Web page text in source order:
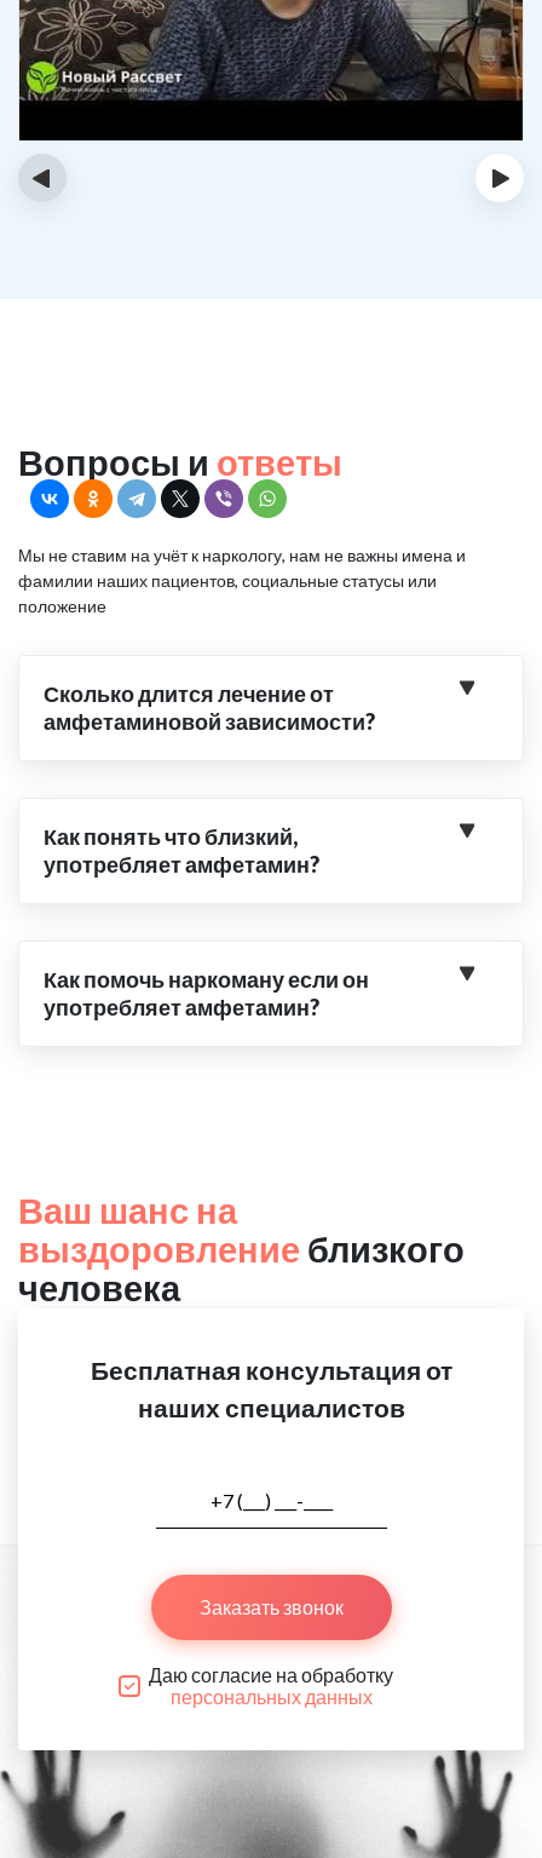
‹ ›
Вопросы и ответы
Мы не ставим на учёт к наркологу, нам не важны имена и
фамилии наших пациентов, социальные статусы или
положение
Сколько длится лечение от
амфетаминовой зависимости?
Как понять что близкий,
употребляет амфетамин?
Как помочь наркоману если он
употребляет амфетамин?
Ваш шанс на
выздоровление близкого
человека
Бесплатная консультация от
наших специалистов
Заказать звонок
Даю согласие на обработку
персональных данных